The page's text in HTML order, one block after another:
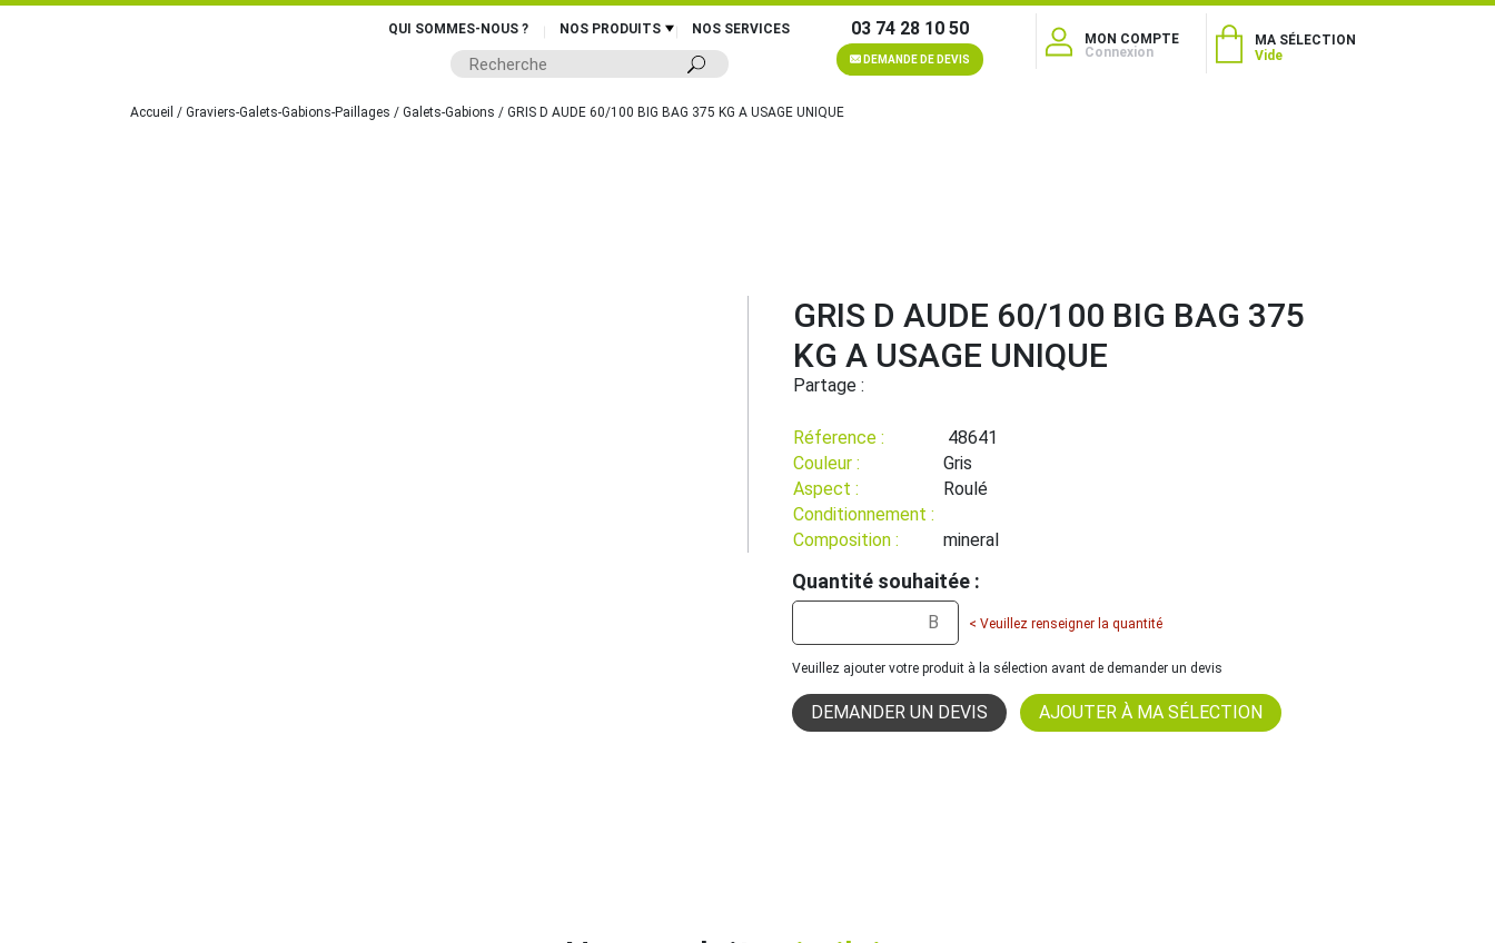
QUI SOMMES-NOUS ? NOS PRODUITS NOS SERVICES 03 74 28 10 50
DEMANDE DE DEVIS
MON COMPTE
Connexion
MA SÉLECTION
Vide
Accueil / Graviers-Galets-Gabions-Paillages / Galets-Gabions / GRIS D AUDE 60/100 BIG BAG 375 KG A USAGE UNIQUE
GRIS D AUDE 60/100 BIG BAG 375
KG A USAGE UNIQUE
Partage :
Réference :
48641
Couleur :
Gris
Aspect :
Roulé
Conditionnement :
Composition :
mineral
Quantité souhaitée :
< Veuillez renseigner la quantité
Veuillez ajouter votre produit à la sélection avant de demander un devis
DEMANDER UN DEVIS